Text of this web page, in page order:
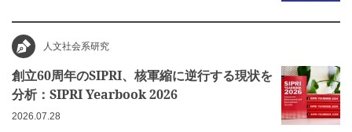
人文社会系研究
創立60周年のSIPRI、核軍縮に逆行する現状を
分析：SIPRI Yearbook 2026
2026.07.28